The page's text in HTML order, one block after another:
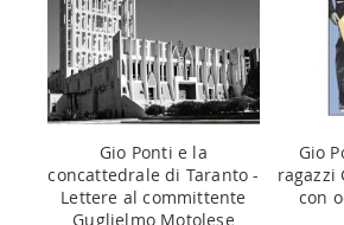
Gio Ponti e la
concattedrale di Taranto -
Lettere al committente
Guglielmo Motolese
Gio
ragazzi
con